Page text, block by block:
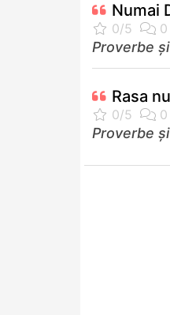
Numai
Proverbe
Rasa
Proverbe